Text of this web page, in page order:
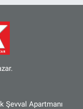
Şevval Apartmanı